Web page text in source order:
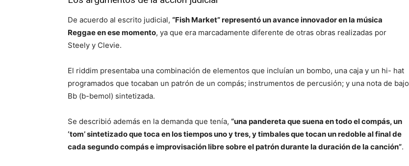
De acuerdo al escrito judicial, “Fish Market” representó un avance innovador en la música
Reggae en ese momento, ya que era marcadamente diferente de otras obras realizadas por
Steely y Clevie.
El riddim presentaba una combinación de elementos que incluían un bombo, una caja y un hi- hat
programados que tocaban un patrón de un compás; instrumentos de percusión; y una nota de bajo
Bb (b-bemol) sintetizada.
Se describió además en la demanda que tenía, “una pandereta que suena en todo el compás, un
‘tom’ sintetizado que toca en los tiempos uno y tres, y timbales que tocan un redoble al final de
cada segundo compás e improvisación libre sobre el patrón durante la duración de la canción”.